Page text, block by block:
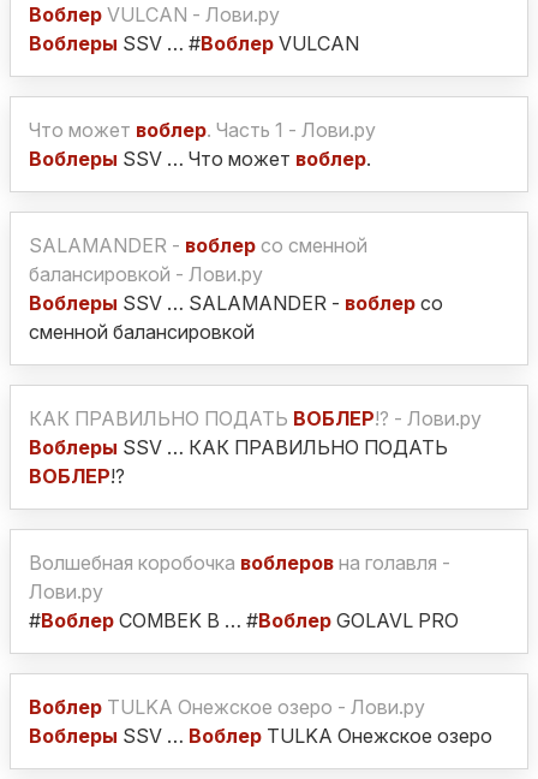
Воблер VULCAN - Лови.ру
Воблеры SSV … #Воблер VULCAN
Что может воблер. Часть 1 - Лови.ру
Воблеры SSV … Что может воблер.
SALAMANDER - воблер со сменной
балансировкой - Лови.ру
Воблеры SSV … SALAMANDER - воблер со
сменной балансировкой
КАК ПРАВИЛЬНО ПОДАТЬ ВОБЛЕР!? - Лови.ру
Воблеры SSV … КАК ПРАВИЛЬНО ПОДАТЬ
ВОБЛЕР!?
Волшебная коробочка воблеров на голавля -
Лови.ру
#Воблер COMBEK B … #Воблер GOLAVL PRO
Воблер TULKA Онежское озеро - Лови.ру
Воблеры SSV … Воблер TULKA Онежское озеро